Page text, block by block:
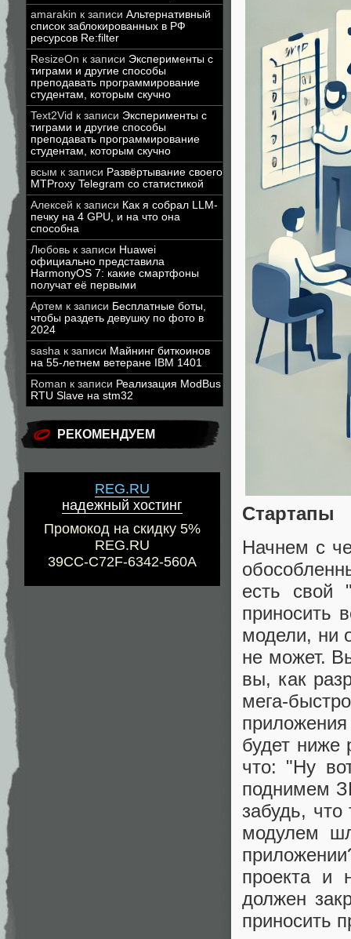
amarakin к записи Альтернативный
список заблокированных в РФ
ресурсов Re:filter
ResizeOn к записи Эксперименты с
тиграми и другие способы
преподавать программирование
студентам, которым скучно
Text2Vid к записи Эксперименты с
тиграми и другие способы
преподавать программирование
студентам, которым скучно
всым к записи Развёртывание своего
MTProxy Telegram со статистикой
Алексей к записи Как я собрал LLM-
печку на 4 GPU, и на что она
способна
Любовь к записи Huawei
официально представила
HarmonyOS 7: какие смартфоны
получат её первыми
Артем к записи Бесплатные боты,
чтобы раздеть девушку по фото в
2024
sasha к записи Майнинг биткоинов
на 55-летнем ветеране IBM 1401
Roman к записи Реализация ModBus
RTU Slave на stm32
РЕКОМЕНДУЕМ
REG.RU
надежный хостинг
Промокод на скидку 5%
REG.RU
39CC-C72F-6342-560A
Стартапы
Начнем с
есть свой
приносить
модели, ни
не может.
вы, как
мега-
будет ниже
что: "Ну
поднимем
забудь,
модулем
проекта и
должен
приносить